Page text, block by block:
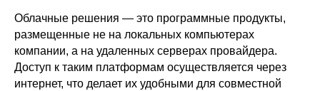
Облачные решения — это программные продукты,
размещенные не на локальных компьютерах
компании, а на удаленных серверах провайдера.
Доступ к таким платформам осуществляется через
интернет, что делает их удобными для совместной